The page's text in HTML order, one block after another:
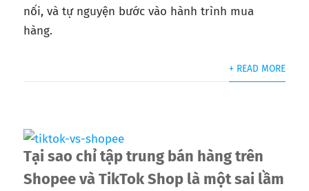
nối, và tự nguyện bước vào hành trình mua
hàng.
+ READ MORE
Tại sao chỉ tập trung bán hàng trên
Shopee và TikTok Shop là một sai lầm